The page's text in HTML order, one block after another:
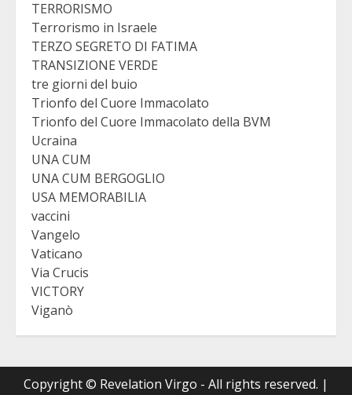
TERRORISMO
Terrorismo in Israele
TERZO SEGRETO DI FATIMA
TRANSIZIONE VERDE
tre giorni del buio
Trionfo del Cuore Immacolato
Trionfo del Cuore Immacolato della BVM
Ucraina
UNA CUM
UNA CUM BERGOGLIO
USA MEMORABILIA
vaccini
Vangelo
Vaticano
Via Crucis
VICTORY
Viganò
Copyright © Revelation Virgo - All rights reserved. |